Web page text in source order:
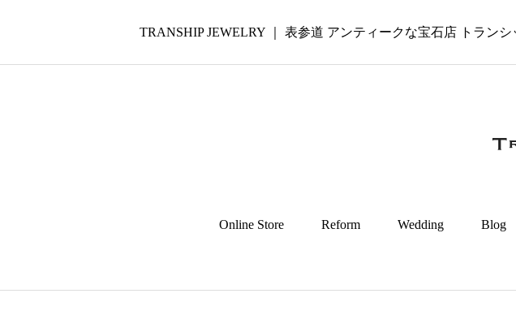
TRANSHIP JEWELRY ｜ 表参道 アンティークな宝石店 トラン
Online Store Reform Wedding Blog